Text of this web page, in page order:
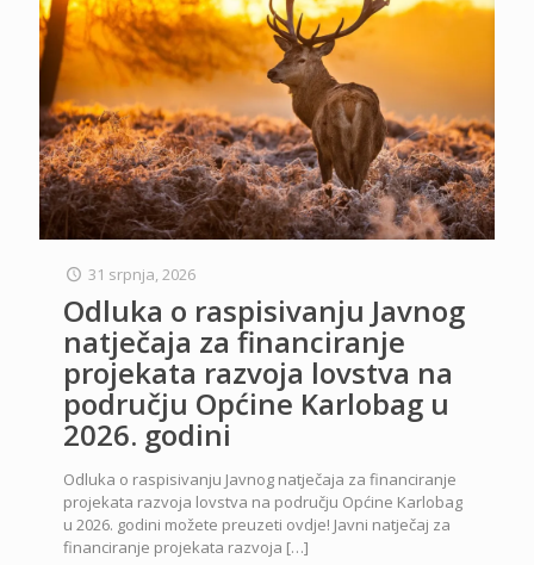
31 srpnja, 2026
Odluka o raspisivanju Javnog
natječaja za financiranje
projekata razvoja lovstva na
području Općine Karlobag u
2026. godini
Odluka o raspisivanju Javnog natječaja za financiranje
projekata razvoja lovstva na području Općine Karlobag
u 2026. godini možete preuzeti ovdje! Javni natječaj za
financiranje projekata razvoja […]